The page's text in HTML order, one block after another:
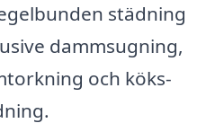
städning
dammsugning,
och köks-